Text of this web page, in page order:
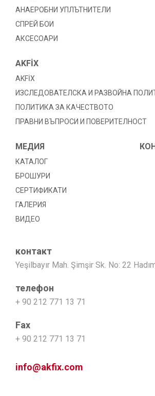
АНАЕРОБНИ УПЛЪТНИТЕЛИ
СПРЕЙ БОИ
АКСЕСОАРИ
AKFİX
AKFİX
ИЗСЛЕДОВАТЕЛСКА И РАЗВОЙНА
ПОЛИТИКА ЗА КАЧЕСТВОТО
ПРАВНИ ВЪПРОСИ И ПОВЕРИТЕЛНОСТ
МЕДИЯ
КАТАЛОГ
БРОШУРИ
СЕРТИФИКАТИ
ГАЛЕРИЯ
ВИДЕО
контакт
Yeşilbayır Mah. Şimşir Sk. No: 22
телефон
+ 90 212 771 13 71
Fax
+ 90 212 771 13 71
info@akfix.com